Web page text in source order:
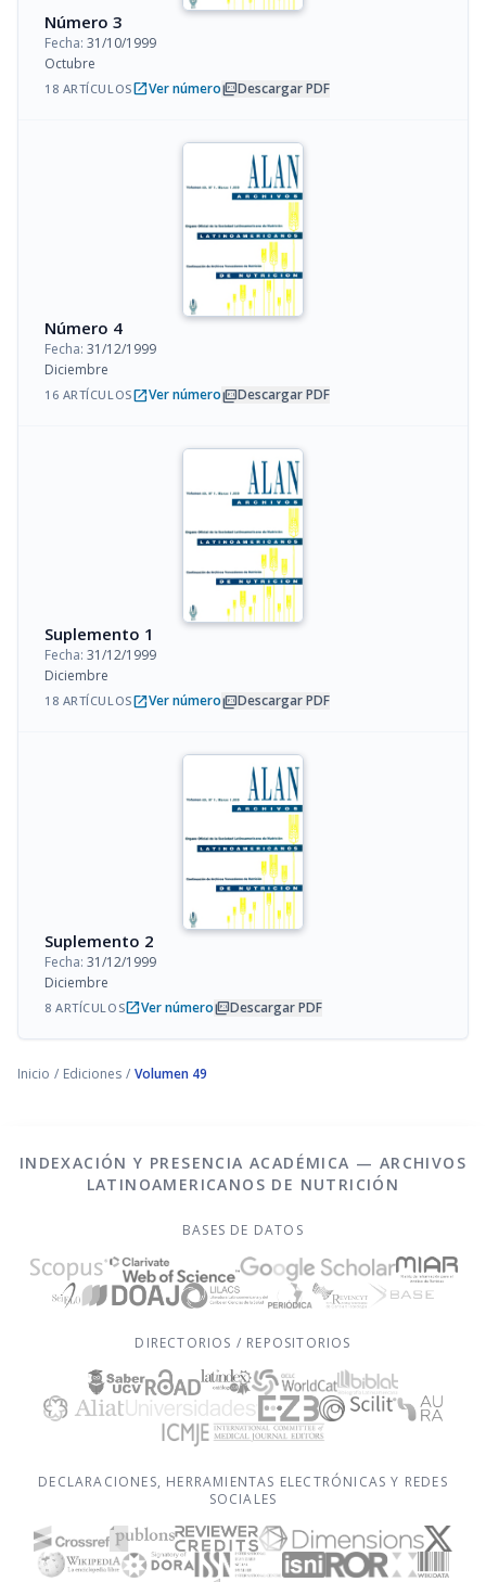
Número 3
Fecha: 31/10/1999
Octubre
18 ARTÍCULOSopen_in_newVer númeropicture_as_pdfDescargar PDF
Número 4
Fecha: 31/12/1999
Diciembre
16 ARTÍCULOSopen_in_newVer númeropicture_as_pdfDescargar PDF
Suplemento 1
Fecha: 31/12/1999
Diciembre
18 ARTÍCULOSopen_in_newVer númeropicture_as_pdfDescargar PDF
Suplemento 2
Fecha: 31/12/1999
Diciembre
8 ARTÍCULOSopen_in_newVer númeropicture_as_pdfDescargar PDF
Inicio / Ediciones / Volumen 49
INDEXACIÓN Y PRESENCIA ACADÉMICA — ARCHIVOS
LATINOAMERICANOS DE NUTRICIÓN
BASES DE DATOS
DIRECTORIOS / REPOSITORIOS
DECLARACIONES, HERRAMIENTAS ELECTRÓNICAS Y REDES
SOCIALES